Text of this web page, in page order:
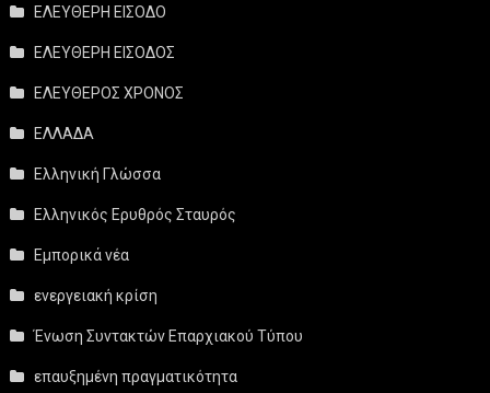
ΕΛΕΥΘΕΡΗ ΕΙΣΟΔΟ
ΕΛΕΥΘΕΡΗ ΕΙΣΟΔΟΣ
ΕΛΕΥΘΕΡΟΣ ΧΡΟΝΟΣ
ΕΛΛΑΔΑ
Ελληνική Γλώσσα
Ελληνικός Ερυθρός Σταυρός
Εμπορικά νέα
ενεργειακή κρίση
Ένωση Συντακτών Επαρχιακού Τύπου
επαυξημένη πραγματικότητα